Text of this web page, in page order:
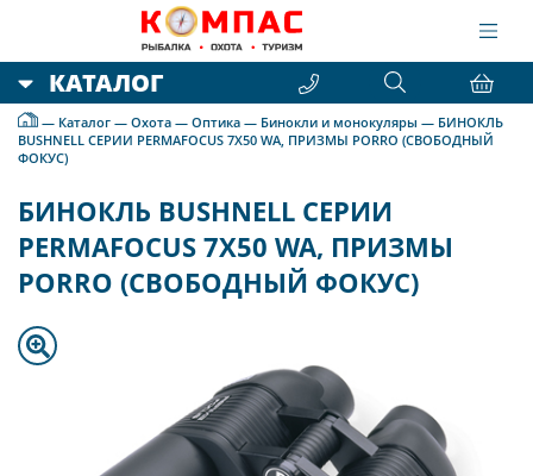
КАТАЛОГ
— Каталог — Охота — Оптика — Бинокли и монокуляры — БИНОКЛЬ
BUSHNELL СЕРИИ PERMAFOCUS 7X50 WA, ПРИЗМЫ PORRO (СВОБОДНЫЙ
ФОКУС)
БИНОКЛЬ BUSHNELL СЕРИИ
PERMAFOCUS 7X50 WA, ПРИЗМЫ
PORRO (СВОБОДНЫЙ ФОКУС)